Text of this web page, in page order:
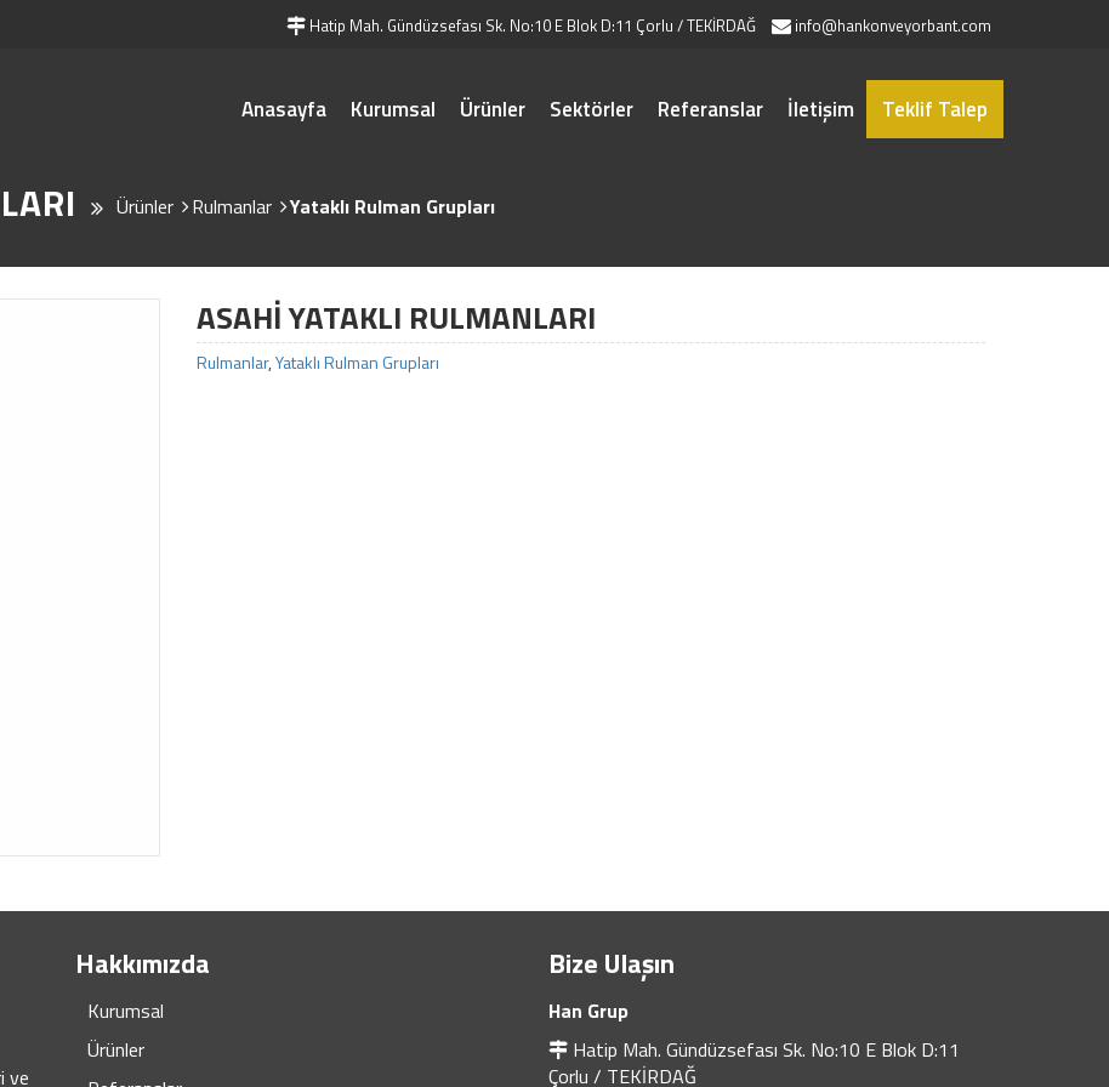
Hatip Mah. Gündüzsefası Sk. No:10 E Blok D:11 Çorlu / TEKİRDAĞ info@hankonveyorbant.com
Anasayfa Kurumsal Ürünler Sektörler Referanslar İletişim Teklif Talep
Ürünler Rulmanlar Yataklı Rulman Grupları
ASAHİ YATAKLI RULMANLARI
Rulmanlar,Yataklı Rulman Grupları
ve
Hakkımızda
Kurumsal
Ürünler
Bize Ulaşın
Han Grup
Hatip Mah. Gündüzsefası Sk. No:10 E Blok D:11
Çorlu / TEKİRDAĞ